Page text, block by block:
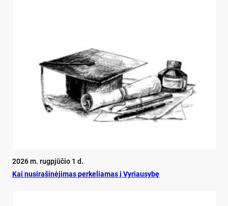
2026 m. rugpjūčio 1 d.
Kai nu­si­ra­ši­nė­ji­mas per­ke­lia­mas į Vy­riau­sy­bę